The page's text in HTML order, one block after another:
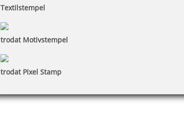
Textilstempel
trodat Motivstempel
trodat Pixel Stamp